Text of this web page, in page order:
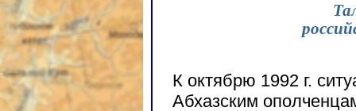
К октябрю 1992 г.
Абхазским